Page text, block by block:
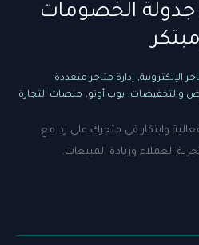
جدولة الخصومات
الإلكترونية, إدارة متاجر متعددة
والتخفيضات, بوب أوتو, منصات التجارة
وابتكار في متجرك على زد مع
العملاء وزيادة المبيعات.